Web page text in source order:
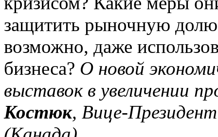
защитить рыночную
возможно, даже
бизнеса? О новой
выставок в увеличении
Костюк, Вице-